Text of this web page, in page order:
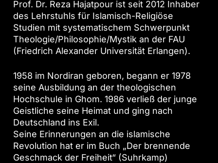
Prof. Dr. Reza Hajatpour ist seit 2012 Inhaber
des Lehrstuhls für Islamisch-Religiöse
Studien mit systematischem Schwerpunkt
Theologie/Philosophie/Mystik an der FAU
(Friedrich Alexander Universität Erlangen).
1958 im Nordiran geboren, begann er 1978
seine Ausbildung an der theologischen
Hochschule in Ghom. 1986 verließ der junge
Geistliche seine Heimat und ging nach
Deutschland ins Exil.
Seine Erinnerungen an die islamische
Revolution hat er im Buch „Der brennende
Geschmack der Freiheit“ (Suhrkamp)